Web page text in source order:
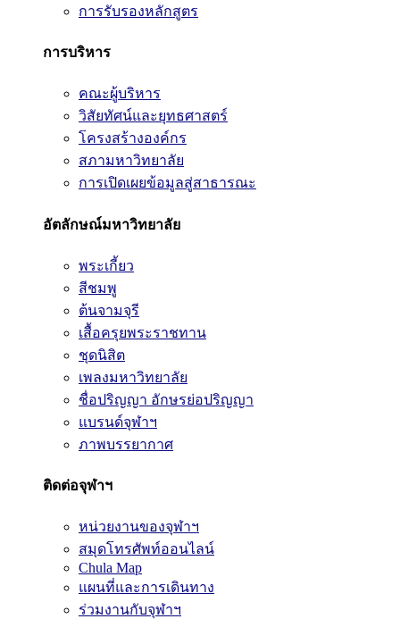
การรับรองหลักสูตร
การบริหาร
คณะผู้บริหาร
วิสัยทัศน์และยุทธศาสตร์
โครงสร้างองค์กร
สภามหาวิทยาลัย
การเปิดเผยข้อมูลสู่สาธารณะ
อัตลักษณ์มหาวิทยาลัย
พระเกี้ยว
สีชมพู
ต้นจามจุรี
เสื้อครุยพระราชทาน
ชุดนิสิต
เพลงมหาวิทยาลัย
ชื่อปริญญา อักษรย่อปริญญา
แบรนด์จุฬาฯ
ภาพบรรยากาศ
ติดต่อจุฬาฯ
หน่วยงานของจุฬาฯ
สมุดโทรศัพท์ออนไลน์
Chula Map
แผนที่และการเดินทาง
ร่วมงานกับจุฬาฯ